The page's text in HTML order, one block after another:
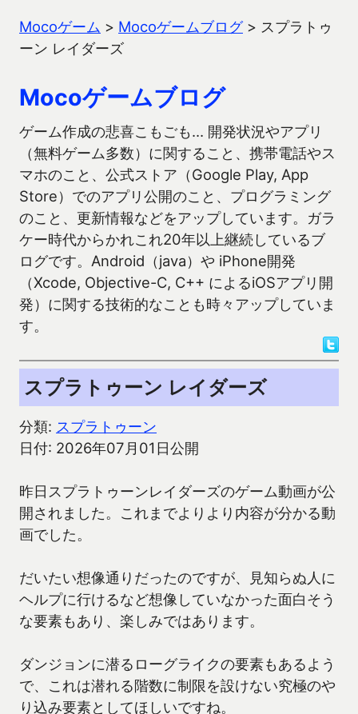
Mocoゲーム > Mocoゲームブログ> スプラトゥ
ーン レイダーズ
Mocoゲームブログ
ゲーム作成の悲喜こもごも… 開発状況やアプリ
（無料ゲーム多数）に関すること、携帯電話やス
マホのこと、公式ストア（Google Play, App
Store）でのアプリ公開のこと、プログラミング
のこと、更新情報などをアップしています。ガラ
ケー時代からかれこれ20年以上継続しているブ
ログです。Android（java）や iPhone開発
（Xcode, Objective-C, C++ によるiOSアプリ開
発）に関する技術的なことも時々アップしていま
す。
スプラトゥーン レイダーズ
分類: スプラトゥーン
日付: 2026年07月01日公開
昨日スプラトゥーンレイダーズのゲーム動画が公
開されました。これまでよりより内容が分かる動
画でした。
だいたい想像通りだったのですが、見知らぬ人に
ヘルプに行けるなど想像していなかった面白そう
な要素もあり、楽しみではあります。
ダンジョンに潜るローグライクの要素もあるよう
で、これは潜れる階数に制限を設けない究極のや
り込み要素としてほしいですね。